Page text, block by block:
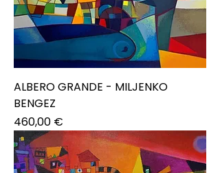
ALBERO GRANDE - MILJENKO
BENGEZ
Prezzo
460,00 €